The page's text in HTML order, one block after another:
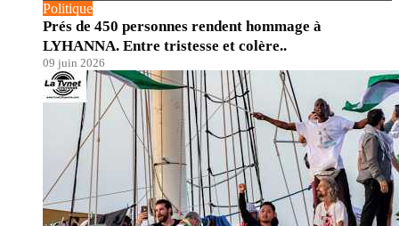
Politique
Prés de 450 personnes rendent hommage à
LYHANNA. Entre tristesse et colère..
09 juin 2026